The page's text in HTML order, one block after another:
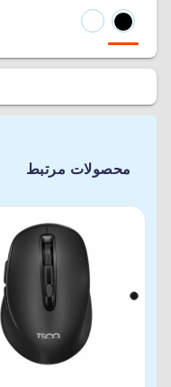
محصولات مرتبط